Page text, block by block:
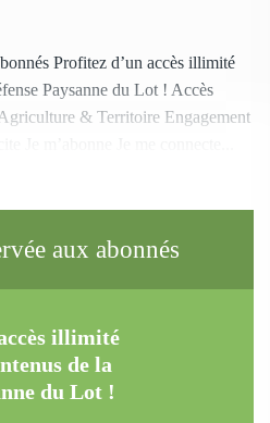
Profitez d’un accès illimité
Paysanne du Lot ! Accès
& Territoire Engagement
aux abonnés
illimité
de la
du Lot !